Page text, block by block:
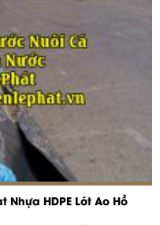
Nhựa HDPE Lót Ao Hồ